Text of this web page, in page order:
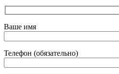
Ваше имя
Телефон (обязательно)